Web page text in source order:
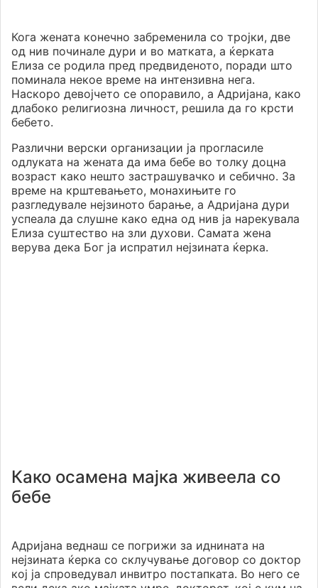
Кога жената конечно забременила со тројки, две
од нив починале дури и во матката, а ќерката
Елиза се родила пред предвиденото, поради што
поминала некое време на интензивна нега.
Наскоро девојчето се опоравило, а Адријана, како
длабоко религиозна личност, решила да го крсти
бебето.
Различни верски организации ја прогласиле
одлуката на жената да има бебе во толку доцна
возраст како нешто застрашувачко и себично. За
време на крштевањето, монахињите го
разгледувале нејзиното барање, а Адријана дури
успеала да слушне како една од нив ја нарекувала
Елиза суштество на зли духови. Самата жена
верува дека Бог ја испратил нејзината ќерка.
Како осамена мајка живеела со
бебе
Адријана веднаш се погрижи за иднината на
нејзината ќерка со склучување договор со доктор
кој ја спроведувал инвитро постапката. Во него се